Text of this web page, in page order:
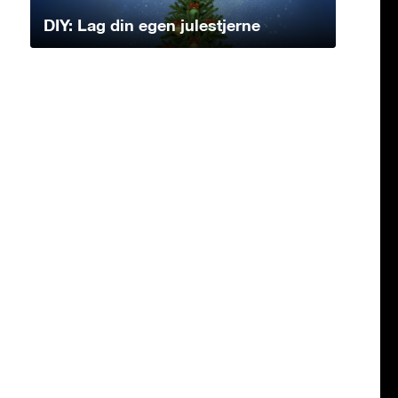
DIY: Lag din egen julestjerne